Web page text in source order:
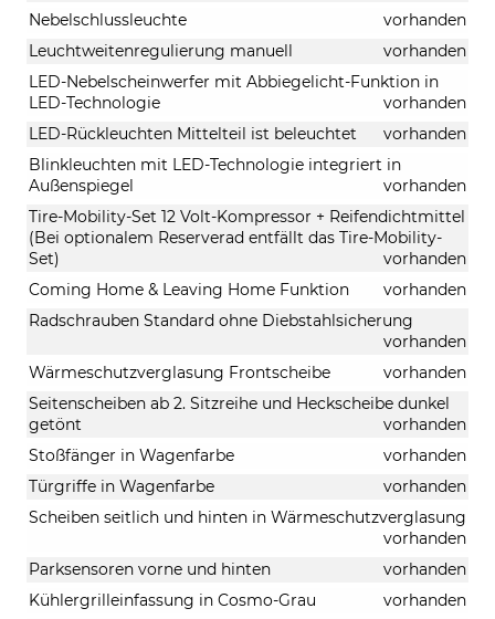
Nebelschlussleuchte
vorhanden
Leuchtweitenregulierung manuell
vorhanden
LED-Nebelscheinwerfer mit Abbiegelicht-Funktion in
LED-Technologie
vorhanden
LED-Rückleuchten Mittelteil ist beleuchtet
vorhanden
Blinkleuchten mit LED-Technologie integriert in
Außenspiegel
vorhanden
Tire-Mobility-Set 12 Volt-Kompressor + Reifendichtmittel
(Bei optionalem Reserverad entfällt das Tire-Mobility-
Set)
vorhanden
Coming Home & Leaving Home Funktion
vorhanden
Radschrauben Standard ohne Diebstahlsicherung
vorhanden
Wärmeschutzverglasung Frontscheibe
vorhanden
Seitenscheiben ab 2. Sitzreihe und Heckscheibe dunkel
getönt
vorhanden
Stoßfänger in Wagenfarbe
vorhanden
Türgriffe in Wagenfarbe
vorhanden
Scheiben seitlich und hinten in Wärmeschutzverglasung
vorhanden
Parksensoren vorne und hinten
vorhanden
Kühlergrilleinfassung in Cosmo-Grau
vorhanden